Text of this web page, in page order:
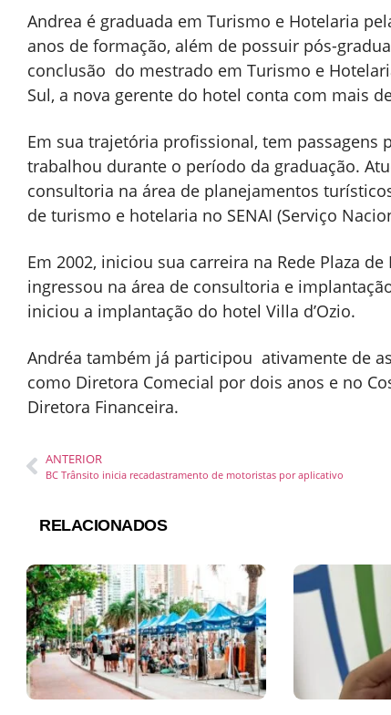
Andrea é graduada em Turismo e Hotelaria
anos de formação, além de possuir pós-
conclusão do mestrado em Turismo e
Sul, a nova gerente do hotel conta com mais
Em sua trajetória profissional, tem passagens
trabalhou durante o período da graduação.
consultoria na área de planejamentos
de turismo e hotelaria no SENAI (Serviço
Em 2002, iniciou sua carreira na Rede Plaza de
ingressou na área de consultoria e
iniciou a implantação do hotel Villa d’Ozio.
Andréa também já participou ativamente de
como Diretora Comecial por dois anos e no
Diretora Financeira.
ANTERIOR
BC Trânsito inicia recadastramento de motoristas por aplicativo
RELACIONADOS